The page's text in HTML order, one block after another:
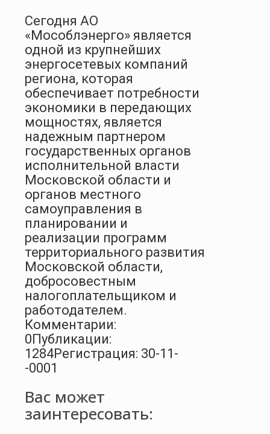
Сегодня АО
«Мособлэнерго» является
одной из крупнейших
энергосетевых компаний
региона, которая
обеспечивает потребности
экономики в передающих
мощностях, является
надежным партнером
государственных органов
исполнительной власти
Московской области и
органов местного
самоуправления в
планировании и
реализации программ
территориального развития
Московской области,
добросовестным
налогоплательщиком и
работодателем.
Комментарии:
0Публикации:
1284Регистрация: 30-11-
-0001
Вас может
заинтересовать: